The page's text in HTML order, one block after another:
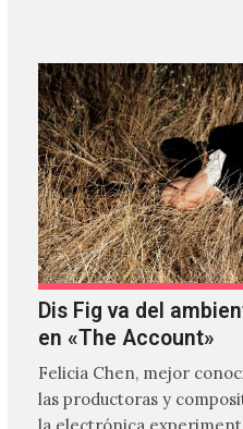
Dis Fig va del
en «The Account»
Felicia Chen, mejor
las productoras y
la electrónica